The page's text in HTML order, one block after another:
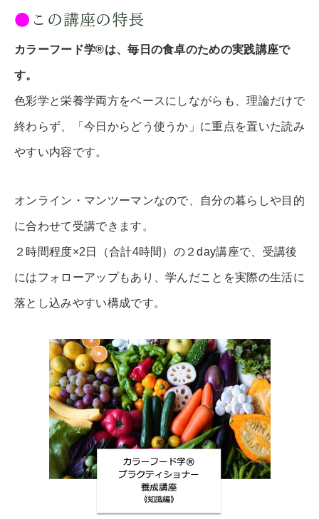
● この講座の特長
カラーフード学®️は、毎日の食卓のための実践講座で
す。
色彩学と栄養学両方をベースにしながらも、理論だけで
終わらず、「今日からどう使うか」に重点を置いた読み
やすい内容です。
オンライン・マンツーマンなので、自分の暮らしや目的
に合わせて受講できます。
２時間程度×2日（合計4時間）の２day講座で、受講後
にはフォローアップもあり、学んだことを実際の生活に
落とし込みやすい構成です。